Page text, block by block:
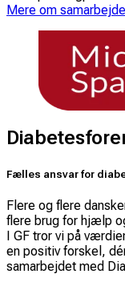
Mere om
Fælles ansvar for
Flere og flere
flere brug for hjælp
I GF tror vi på
en positiv forskel,
samarbejdet med